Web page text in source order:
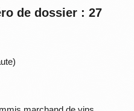
de dossier : 27